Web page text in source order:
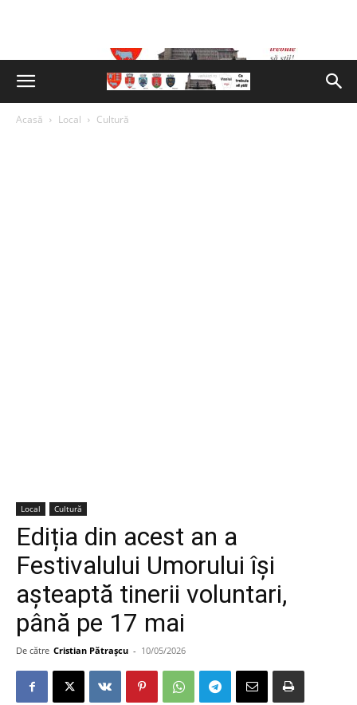
Acasă Local Cultură
Local Cultură
Ediția din acest an a
Festivalului Umorului își
așteaptă tinerii voluntari,
până pe 17 mai
De către Cristian Pătrașcu - 10/05/2026